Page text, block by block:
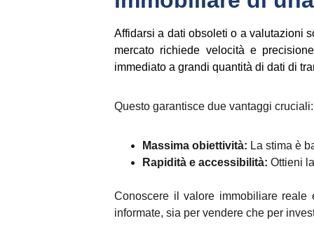
Affidarsi a dati obsoleti o a valutazioni
mercato richiede velocità e
immediato a grandi quantità di dati di
Questo garantisce due vantaggi cruciali:
Massima obiettività: La stima è
Rapidità e accessibilità: Ottieni
Conoscere il valore immobiliare
informate, sia per vendere che per